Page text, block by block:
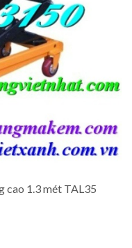
cao 1.3 mét TAL35